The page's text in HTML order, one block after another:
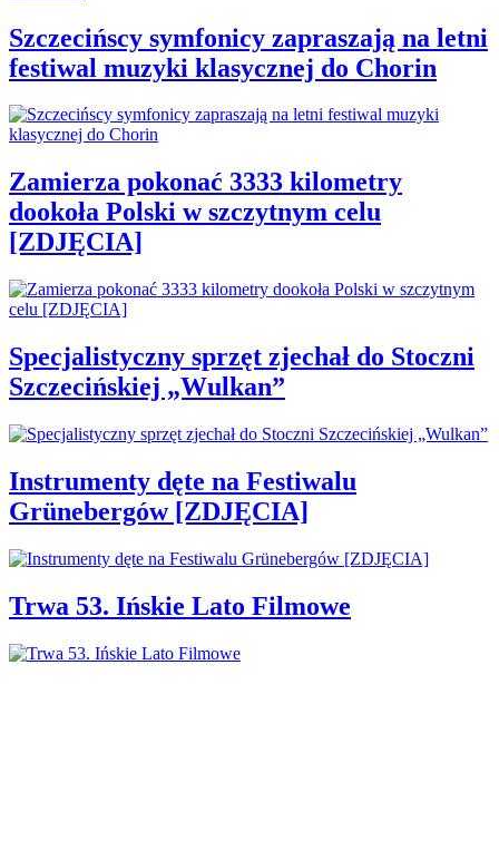
Szczecińscy symfonicy zapraszają na letni
festiwal muzyki klasycznej do Chorin
Zamierza pokonać 3333 kilometry
dookoła Polski w szczytnym celu
[ZDJĘCIA]
Specjalistyczny sprzęt zjechał do Stoczni
Szczecińskiej „Wulkan”
Instrumenty dęte na Festiwalu
Grünebergów [ZDJĘCIA]
Trwa 53. Ińskie Lato Filmowe